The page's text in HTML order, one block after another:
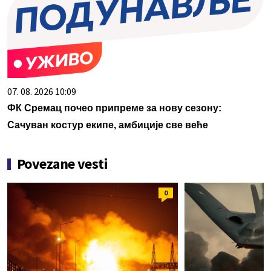
07. 08. 2026 10:09
ФК Сремац почео припреме за нову сезону:
Сачуван костур екипе, амбиције све веће
Povezane vesti
0